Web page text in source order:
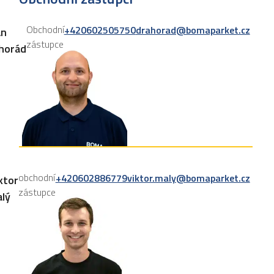
Obchodní
zástupce
+420602505750drahorad@bomaparket.cz
obchodní
zástupce
+420602886779viktor.maly@bomaparket.cz